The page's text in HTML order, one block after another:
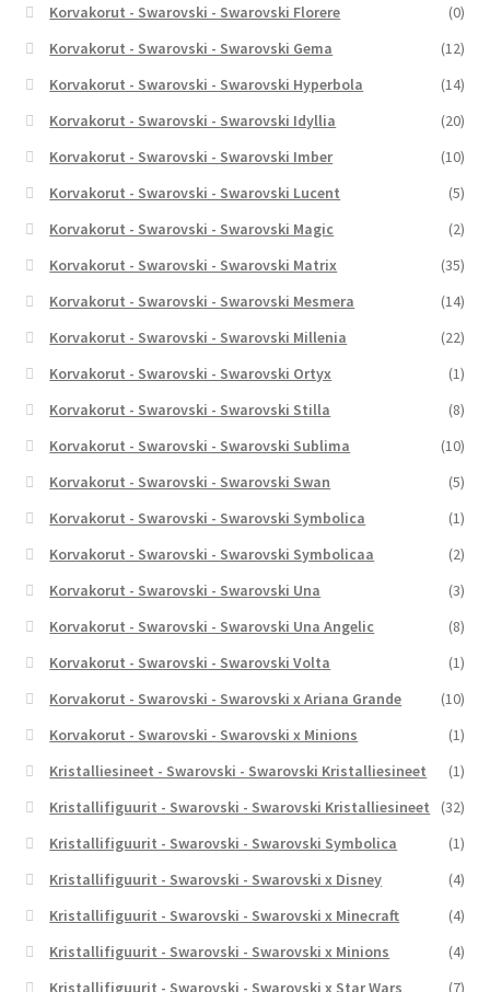
Korvakorut - Swarovski - Swarovski Florere
(0)
Korvakorut - Swarovski - Swarovski Gema
(12)
Korvakorut - Swarovski - Swarovski Hyperbola
(14)
Korvakorut - Swarovski - Swarovski Idyllia
(20)
Korvakorut - Swarovski - Swarovski Imber
(10)
Korvakorut - Swarovski - Swarovski Lucent
(5)
Korvakorut - Swarovski - Swarovski Magic
(2)
Korvakorut - Swarovski - Swarovski Matrix
(35)
Korvakorut - Swarovski - Swarovski Mesmera
(14)
Korvakorut - Swarovski - Swarovski Millenia
(22)
Korvakorut - Swarovski - Swarovski Ortyx
(1)
Korvakorut - Swarovski - Swarovski Stilla
(8)
Korvakorut - Swarovski - Swarovski Sublima
(10)
Korvakorut - Swarovski - Swarovski Swan
(5)
Korvakorut - Swarovski - Swarovski Symbolica
(1)
Korvakorut - Swarovski - Swarovski Symbolicaa
(2)
Korvakorut - Swarovski - Swarovski Una
(3)
Korvakorut - Swarovski - Swarovski Una Angelic
(8)
Korvakorut - Swarovski - Swarovski Volta
(1)
Korvakorut - Swarovski - Swarovski x Ariana Grande
(10)
Korvakorut - Swarovski - Swarovski x Minions
(1)
Kristalliesineet - Swarovski - Swarovski Kristalliesineet
(1)
Kristallifiguurit - Swarovski - Swarovski Kristalliesineet
(32)
Kristallifiguurit - Swarovski - Swarovski Symbolica
(1)
Kristallifiguurit - Swarovski - Swarovski x Disney
(4)
Kristallifiguurit - Swarovski - Swarovski x Minecraft
(4)
Kristallifiguurit - Swarovski - Swarovski x Minions
(4)